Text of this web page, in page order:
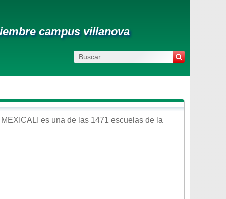
campus villanova
MEXICALI es una de las 1471 escuelas de la